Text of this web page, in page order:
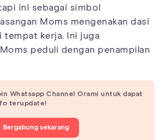
ini sebagai simbol
Moms mengenakan dasi
tempat kerja. Ini juga
peduli dengan penampilan
Whatsapp Channel Orami untuk dapat
terupdate!
Bergabung sekarang